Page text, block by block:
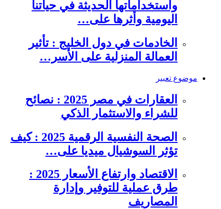
واستخداماتها الحديثة في حياتنا
اليومية وأثرها على…
الخادمات في دول الخليج : تأثير
العمالة المنزلية على الأسر…
موضوع تعبير
العقارات في مصر 2025 : نصائح
للشراء والاستثمار الذكي
الصحة النفسية الرقمية 2025 : كيف
تؤثر السوشيال ميديا على…
الاقتصاد وارتفاع الأسعار 2025 :
طرق عملية للتوفير وإدارة
المصاريف